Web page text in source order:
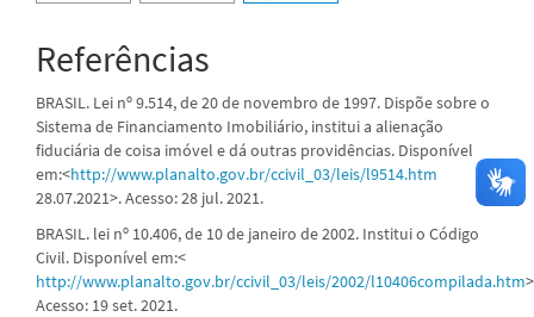
Referências
BRASIL. Lei nº 9.514, de 20 de novembro de 1997. Dispõe sobre o
Sistema de Financiamento Imobiliário, institui a alienação
fiduciária de coisa imóvel e dá outras providências. Disponível
em:<http://www.planalto.gov.br/ccivil_03/leis/l9514.htm
28.07.2021>. Acesso: 28 jul. 2021.
BRASIL. lei nº 10.406, de 10 de janeiro de 2002. Institui o Código
Civil. Disponível em:<
http://www.planalto.gov.br/ccivil_03/leis/2002/l10406compilada.htm
Acesso: 19 set. 2021.